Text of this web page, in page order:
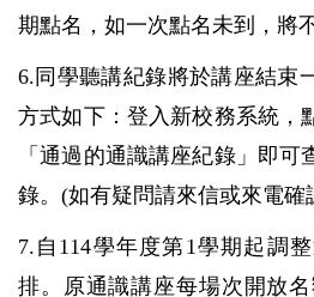
期點名，如一次點名未到，將
6. 同學聽講紀錄將於講座結束
方式如下：登入新校務系統，
「通過的通識講座紀錄」即
錄。 (如有疑問請來信或來電確
7. 自 114學年度第1學期起調
排。原通識講座每場次開放